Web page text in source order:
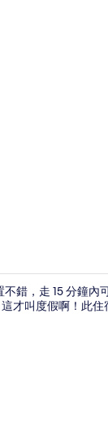
錯，走 15 分鐘
才叫度假啊！此